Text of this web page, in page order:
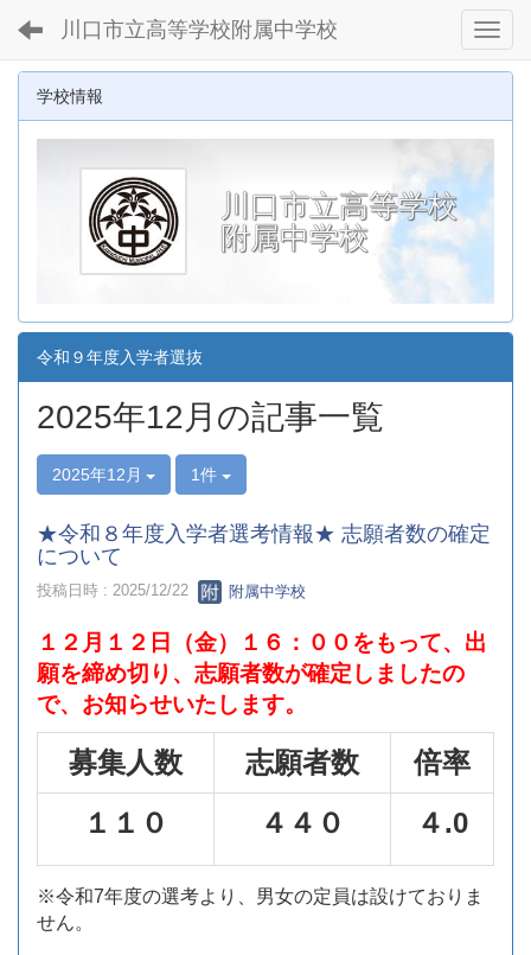
川口市立高等学校附属中学校
学校情報
川口市立高等学校
附属中学校
令和９年度入学者選抜
2025年12月の記事一覧
2025年12月 1件
★令和８年度入学者選考情報★ 志願者数の確定
について
投稿日時 : 2025/12/22 附属中学校
１２月１２日（金）１６：００をもって、出
願を締め切り、志願者数が確定しましたの
で、お知らせいたします。
募集人数 志願者数
倍率
１１０
４４０ ４.0
※令和7年度の選考より、男女の定員は設けておりま
せん。